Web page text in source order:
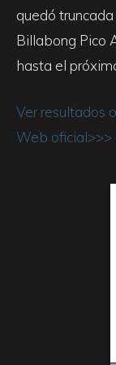
quedó
Billabong Pico
hasta el
Ver resultados
Web oficial>>>